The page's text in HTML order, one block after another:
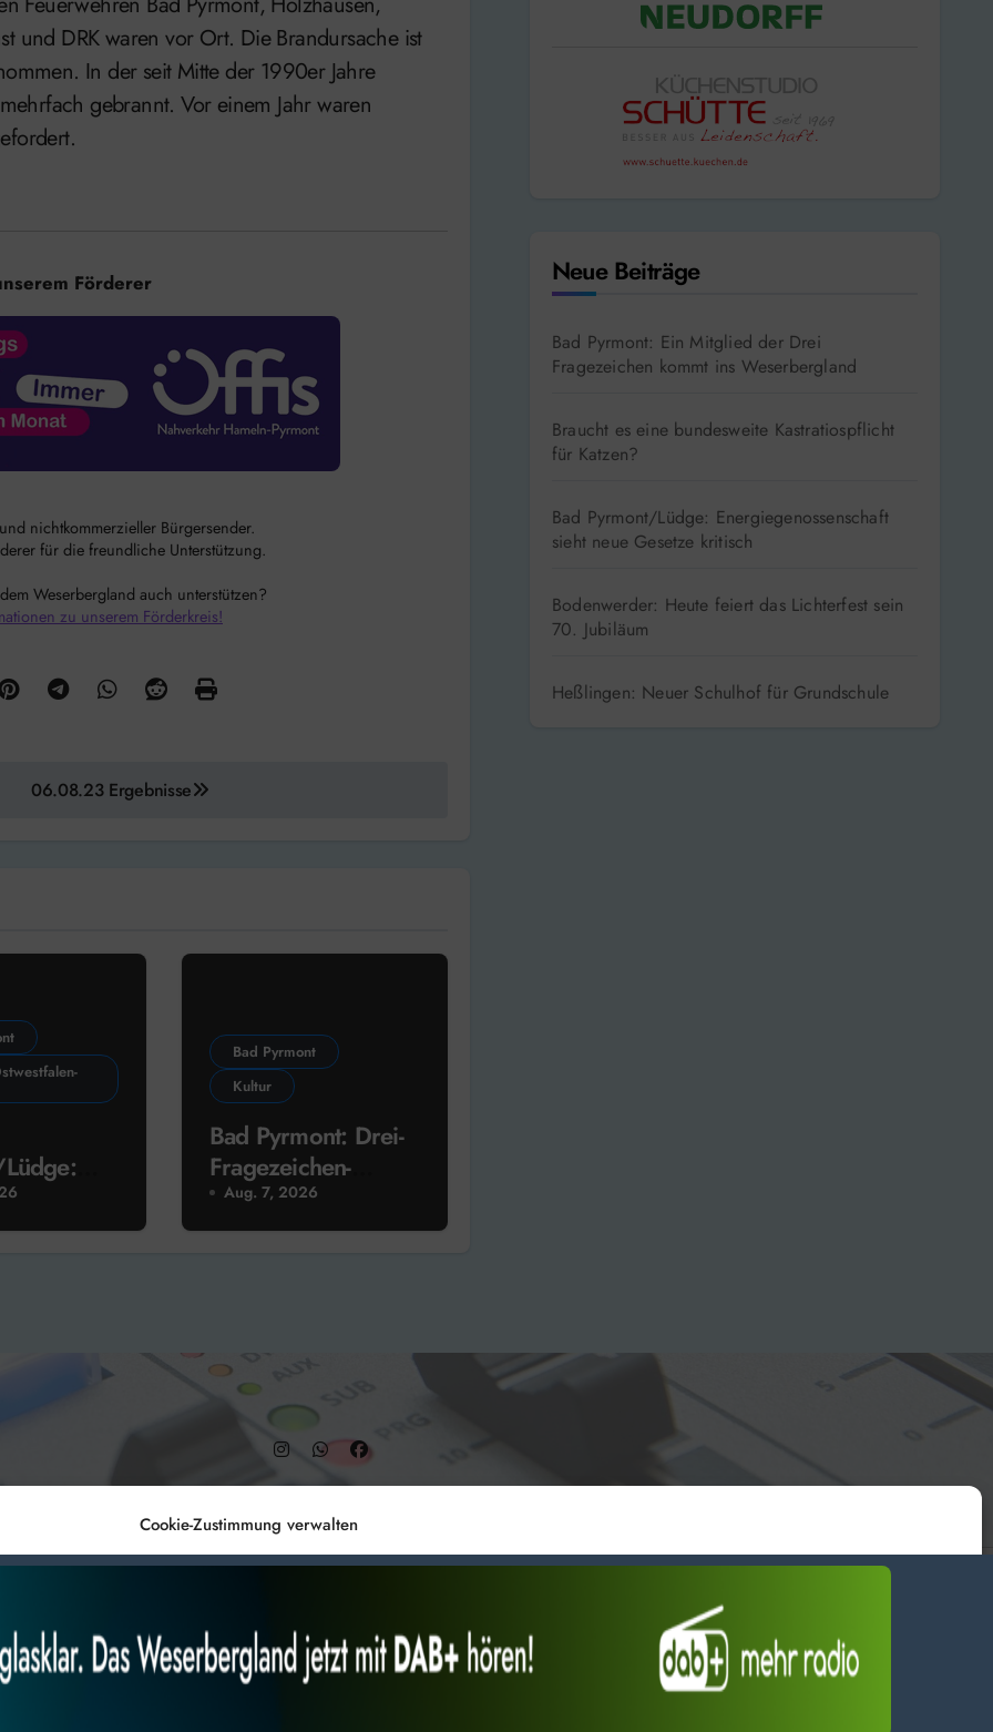
Cookie-Zustimmung verwalten
Merkmale
und DRK waren vor Ort. Die Brandursache ist
In der seit Mitte der 1990er Jahre
gebrannt. Vor einem Jahr waren
Förderer
nichtkommerzieller Bürgersender.
für die freundliche Unterstützung.
Weserbergland auch unterstützen?
zu unserem Förderkreis!
06.08.23 Ergebnisse
Bad Pyrmont
Kultur
Bad Pyrmont: Drei-
Fragezeichen-
Sprecher liest heute
im Schlosshof
Aug. 7, 2026
Neue Beiträge
Bad Pyrmont: Ein Mitglied der Drei
Fragezeichen kommt ins Weserbergland
Braucht es eine bundesweite Kastratiospflicht
für Katzen?
Bad Pyrmont/Lüdge: Energiegenossenschaft
sieht neue Gesetze kritisch
Bodenwerder: Heute feiert das Lichterfest sein
70. Jubiläum
Heßlingen: Neuer Schulhof für Grundschule
9C